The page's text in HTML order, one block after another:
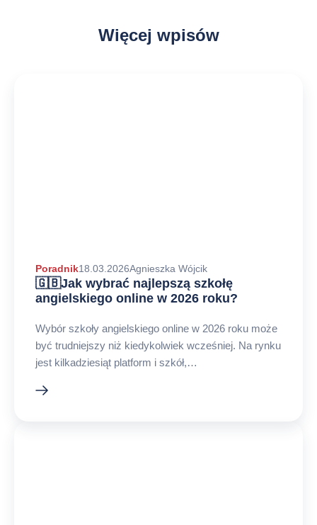
Więcej wpisów
Poradnik18.03.2026Autor
arykułu
Agnieszka Wójcik
🇬🇧Jak wybrać najlepszą szkołę
angielskiego online w 2026 roku?
Wybór szkoły angielskiego online w 2026 roku może
być trudniejszy niż kiedykolwiek wcześniej. Na rynku
jest kilkadziesiąt platform i szkół,…